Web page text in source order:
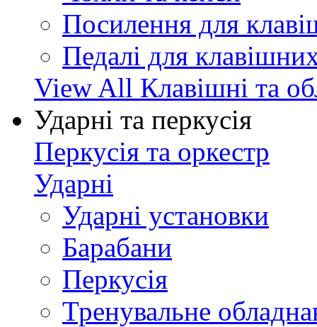
Посилення для
Педалі для
View All Клавішні та
Ударні та перкусія
Перкусія та оркестр
Ударні
Ударні установки
Барабани
Перкусія
Тренувальне